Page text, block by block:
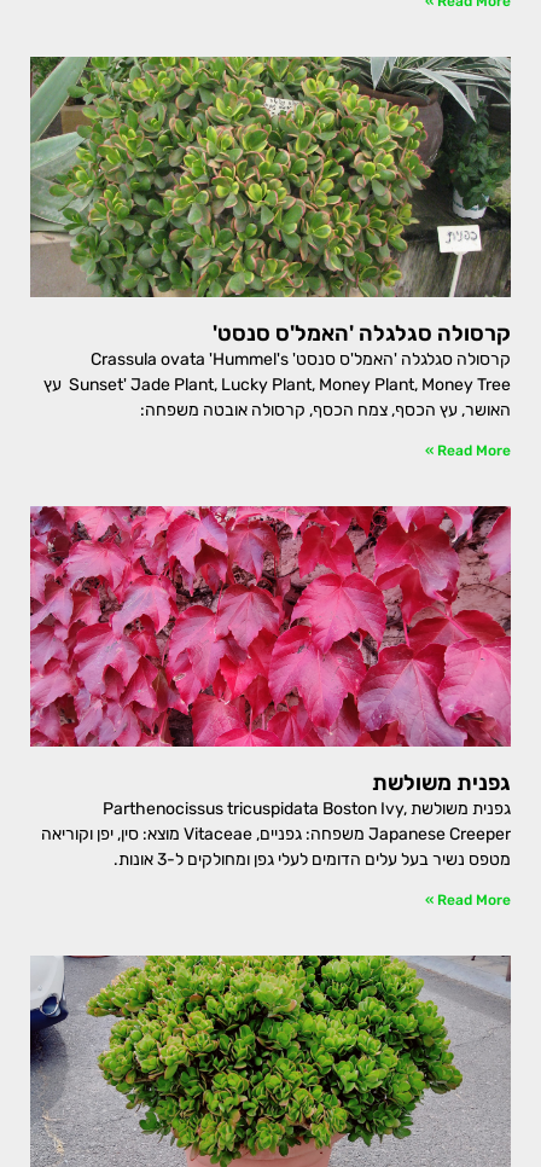
קרסולה סגלגלה 'האמל'ס סנסט'
קרסולה סגלגלה 'האמל'ס סנסט' Crassula ovata 'Hummel's
Sunset' Jade Plant, Lucky Plant, Money Plant, Money Tree עץ
האושר, עץ הכסף, צמח הכסף, קרסולה אובטה משפחה:
Read More »
גפנית משולשת
גפנית משולשת Parthenocissus tricuspidata Boston Ivy,
Japanese Creeper משפחה: גפניים, Vitaceae מוצא: סין, יפן וקוריאה
מטפס נשיר בעל עלים הדומים לעלי גפן ומחולקים ל-3 אונות.
Read More »